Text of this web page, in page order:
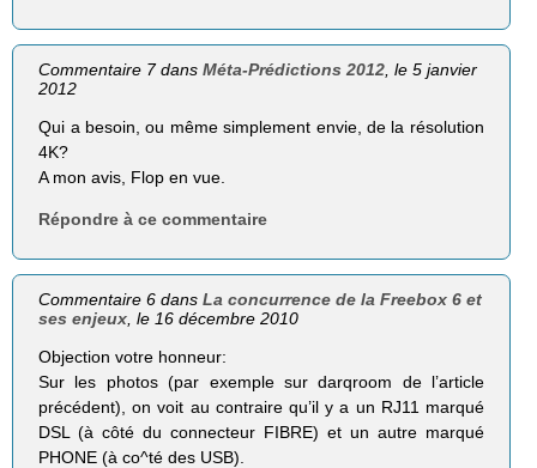
Commentaire 7 dansMéta-Prédictions 2012 , le 5 janvier
2012
Qui a besoin, ou même simplement envie, de la résolution
4K?
A mon avis, Flop en vue.
Répondre à ce commentaire
Commentaire 6 dansLa concurrence de la Freebox 6 et
ses enjeux , le 16 décembre 2010
Objection votre honneur:
Sur les photos (par exemple sur darqroom de l’article
précédent), on voit au contraire qu’il y a un RJ11 marqué
DSL (à côté du connecteur FIBRE) et un autre marqué
PHONE (à co^té des USB).